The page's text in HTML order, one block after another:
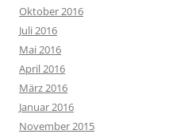
Oktober 2016
Juli 2016
Mai 2016
April 2016
März 2016
Januar 2016
November 2015